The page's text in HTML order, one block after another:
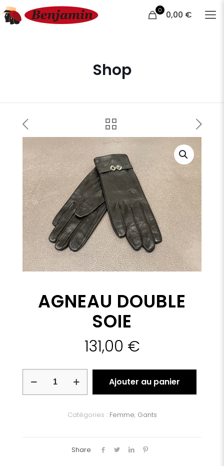
0 0,00 €
Shop
AGNEAU DOUBLE
SOIE
131,00 €
Ajouter au panier
Catégories : Femme, Gants
Share